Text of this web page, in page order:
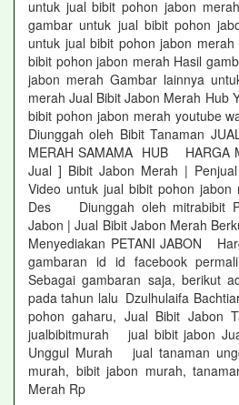
untuk jual bibit pohon jabon
gambar untuk jual bibit pohon
untuk jual bibit pohon jabon
bibit pohon jabon merah Hasil
jabon merah Gambar lainnya
merah Jual Bibit Jabon Merah Hub
bibit pohon jabon merah youtube
Diunggah oleh Bibit Tanaman
MERAH SAMAMA HUB HARGA
Jual ] Bibit Jabon Merah |
Video untuk jual bibit pohon jabon
Des Diunggah oleh mitrabibit
Jabon | Jual Bibit Jabon Merah
Menyediakan PETANI JABON
gambaran id id facebook
Sebagai gambaran saja, berikut
pada tahun lalu Dzulhulaifa
pohon gaharu, Jual Bibit Jabon
jualbibitmurah jual bibit jabon
Unggul Murah jual tanaman
murah, bibit jabon murah,
Merah Rp